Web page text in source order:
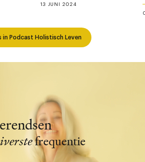
in Podcast Holistisch Leven
13 JUNI 2024
frequentie